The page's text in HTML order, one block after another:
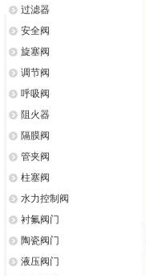
过滤器
安全阀
旋塞阀
调节阀
呼吸阀
阻火器
隔膜阀
管夹阀
柱塞阀
水力控制阀
衬氟阀门
陶瓷阀门
液压阀门